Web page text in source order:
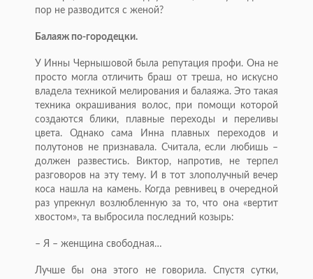
пор не разводится с женой?
Балаяж по-городецки.
У Инны Чернышовой была репутация профи. Она не
просто могла отличить браш от треша, но искусно
владела техникой мелирования и балаяжа. Это такая
техника окрашивания волос, при помощи которой
создаются блики, плавные переходы и переливы
цвета. Однако сама Инна плавных переходов и
полутонов не признавала. Считала, если любишь –
должен развестись. Виктор, напротив, не терпел
разговоров на эту тему. И в тот злополучный вечер
коса нашла на камень. Когда ревнивец в очередной
раз упрекнул возлюбленную за то, что она «вертит
хвостом», та выбросила последний козырь:
– Я – женщина свободная…
Лучше бы она этого не говорила. Спустя сутки,